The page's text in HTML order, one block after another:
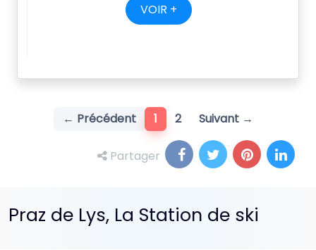
VOIR +
← Précédent 1(current)
2 Suivant →
Partager
Praz de Lys, La Station de ski